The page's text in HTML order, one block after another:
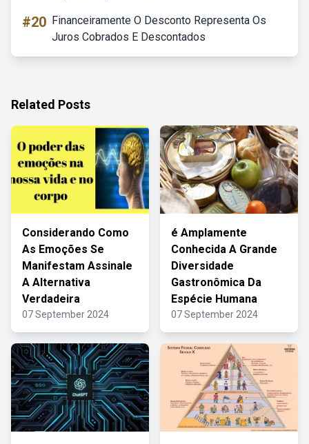
#20 Financeiramente O Desconto Representa Os
Juros Cobrados E Descontados
Related Posts
Considerando Como
As Emoções Se
Manifestam Assinale
A Alternativa
Verdadeira
07 September 2024
é Amplamente
Conhecida A Grande
Diversidade
Gastronômica Da
Espécie Humana
07 September 2024